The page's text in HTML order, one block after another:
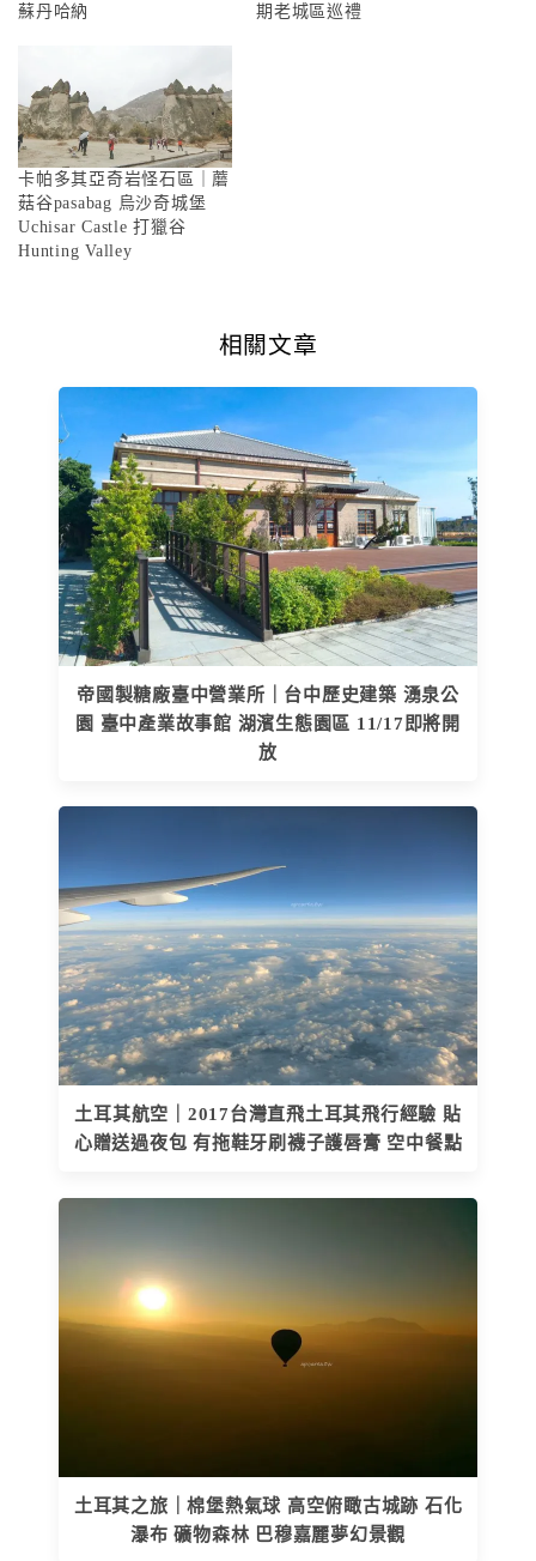
蘇丹哈納
期老城區巡禮
卡帕多其亞奇岩怪石區｜蘑
菇谷pasabag 烏沙奇城堡
Uchisar Castle 打獵谷
Hunting Valley
相關文章
帝國製糖廠臺中營業所｜台中歷史建築 湧泉公
園 臺中產業故事館 湖濱生態園區 11/17即將開
放
土耳其航空｜2017台灣直飛土耳其飛行經驗 貼
心贈送過夜包 有拖鞋牙刷襪子護唇膏 空中餐點
土耳其之旅｜棉堡熱氣球 高空俯瞰古城跡 石化
瀑布 礦物森林 巴穆嘉麗夢幻景觀